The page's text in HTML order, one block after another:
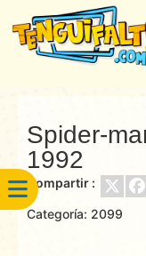
Spider-
1992
Compartir :
Categoría: 2099